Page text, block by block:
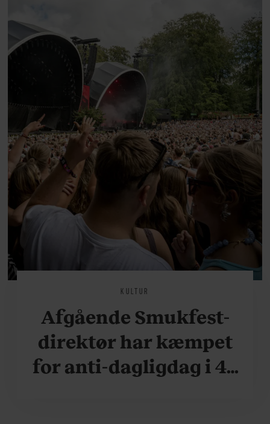
KULTUR
Afgående Smukfest-
direktør har kæmpet
for anti-dagligdag i 46